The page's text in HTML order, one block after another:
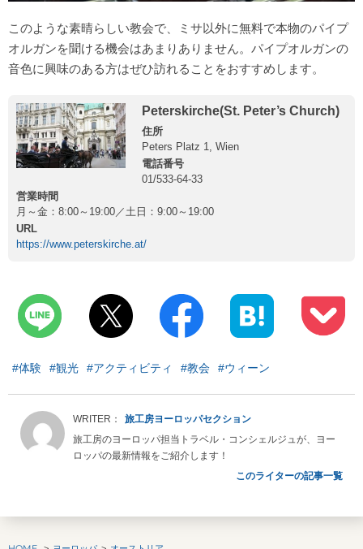
このような素晴らしい教会で、ミサ以外に無料で本物のパイプ
オルガンを聞ける機会はあまりありません。パイプオルガンの
音色に興味のある方はぜひ訪れることをおすすめします。
Peterskirche(St. Peter’s Church)
住所
Peters Platz 1, Wien
電話番号
01/533-64-33
営業時間
月～金：8:00～19:00／土日：9:00～19:00
URL
https://www.peterskirche.at/
#体験 #観光 #アクティビティ #教会 #ウィーン
旅工房ヨーロッパセクション
旅工房のヨーロッパ担当トラベル・コンシェルジュが、ヨー
ロッパの最新情報をご紹介します！
このライターの記事一覧